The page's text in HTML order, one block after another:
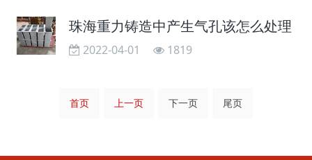
珠海重力铸造中产生气孔该怎么处理
2022-04-01 1819
首页 上一页 下一页 尾页